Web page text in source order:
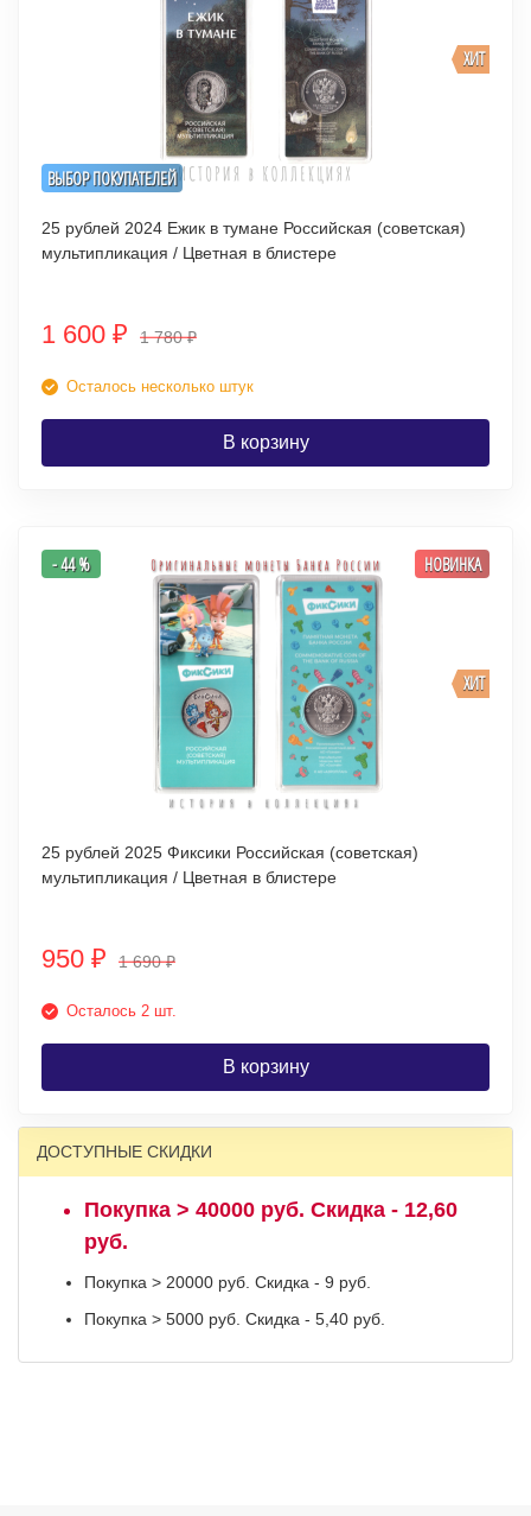
ВЫБОР ПОКУПАТЕЛЕЙ
ХИТ
25 рублей 2024 Ежик в тумане Российская (советская)
мультипликация / Цветная в блистере
1 600 ₽ 1 780₽
Осталось несколько штук
В корзину
ХИТ
- 44 % НОВИНКА
25 рублей 2025 Фиксики Российская (советская)
мультипликация / Цветная в блистере
950 ₽ 1 690₽
Осталось 2 шт.
В корзину
ДОСТУПНЫЕ СКИДКИ
Покупка > 40000 руб. Скидка - 12,60
руб.
Покупка > 20000 руб. Скидка - 9 руб.
Покупка > 5000 руб. Скидка - 5,40 руб.